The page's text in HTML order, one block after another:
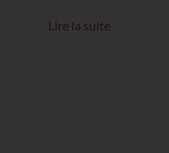
Lire la suite